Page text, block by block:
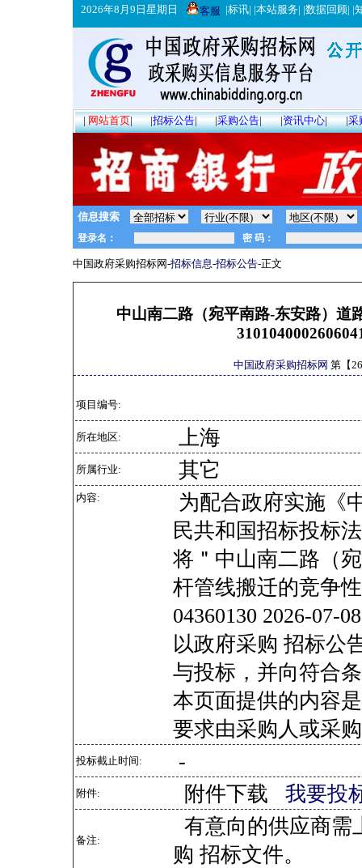
2026年8月9日星期日 客服 |标讯| |本站服务| |数据回顾| |
|网站首页| |招标公告| |采购公告| |资讯中心| |采
信息搜索
中国政府采购招标网-招标信息-招标公告-正文
中山南二路（宛平南路-东安路）道
中国政府采购招标网 第【
项目编号:
所在地区: 上海
所属行业: 其它
内容:
为配合政府实施《
民共和国招标投标
将＂中山南二路（
杆管线搬迁的竞争性
04360130 2026-07-
以政府采购 招标公
与投标，并向符合
本页面提供的内容
要求由采购人或采
投标截止时间: -
附件: 附件下载 我要投
备注:
有意向的供应商需
购 招标文件。